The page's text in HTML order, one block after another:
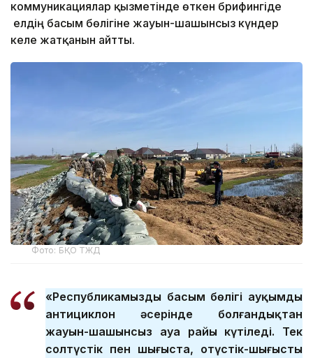
коммуникациялар қызметінде өткен брифингіде
елдің басым бөлігіне жауын-шашынсыз күндер
келе жатқанын айтты.
Фото: БҚО ТЖД
«Республикамыздың басым бөлігі ауқымды
антициклон әсерінде болғандықтан
жауын-шашынсыз ауа райы күтіледі. Тек
солтүстік пен шығыста, оңтүстік-шығыстың